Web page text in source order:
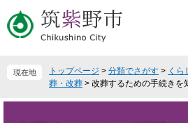
ー
ジ
ニ
ュ
現在地 トップページ > 分類でさがす > くら
葬・改葬 > 改葬するための手続きを